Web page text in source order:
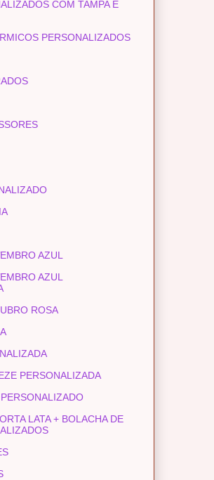
COM TAMPA E
PERSONALIZADOS
AZUL
AZUL
ROSA
PERSONALIZADA
LATA + BOLACHA DE